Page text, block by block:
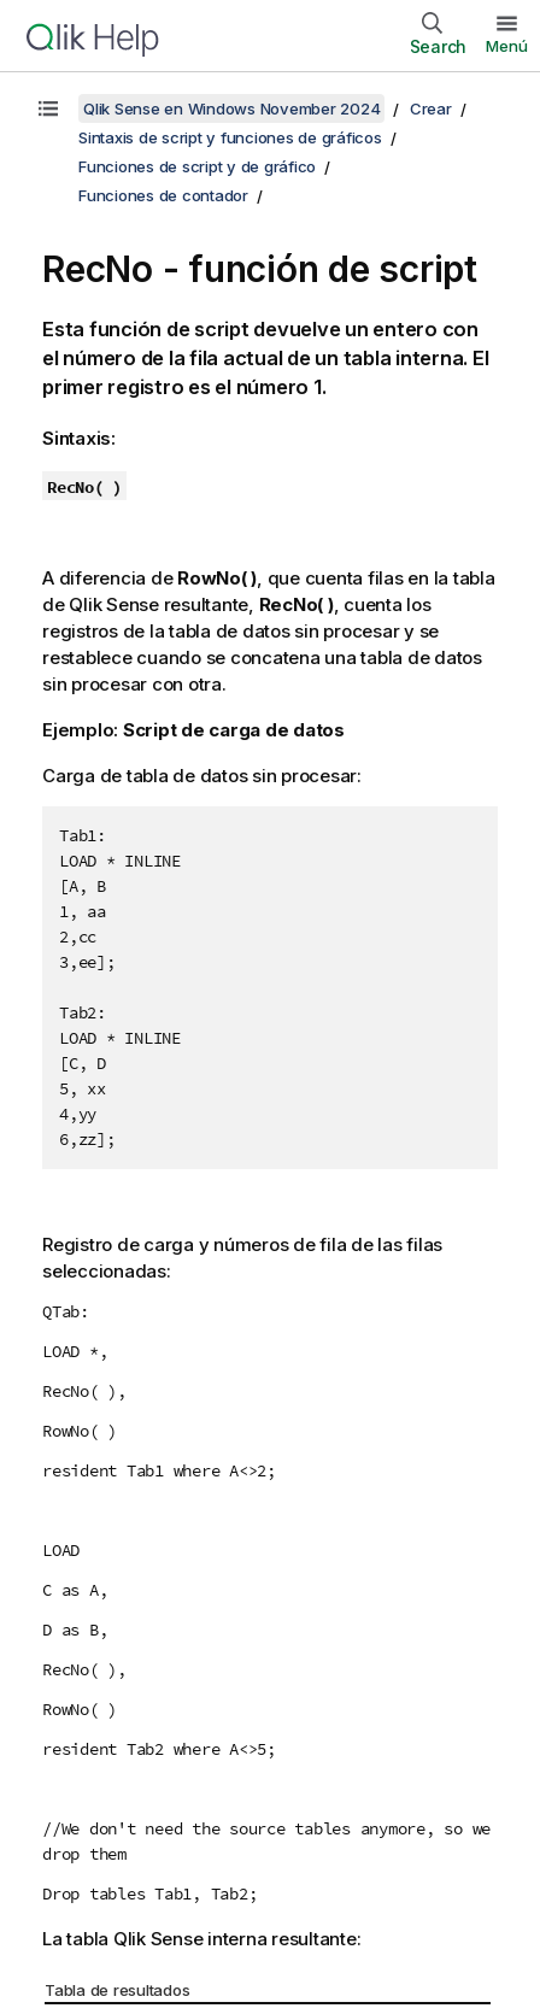
Search Menú
Qlik Sense en Windows November 2024
Crear
Sintaxis de script y funciones de gráficos
Funciones de script y de gráfico
Funciones de contador
RecNo - función de script
Esta función de script devuelve un entero con
el número de la fila actual de un tabla interna. El
primer registro es el número 1.
Sintaxis:
RecNo( )
A diferencia de RowNo( ), que cuenta filas en la tabla
de Qlik Senseresultante, RecNo( ), cuenta los
registros de la tabla de datos sin procesar y se
restablece cuando se concatena una tabla de datos
sin procesar con otra.
Ejemplo: Script de carga de datos
Carga de tabla de datos sin procesar:
Tab1:
LOAD * INLINE
[A, B
1, aa
2,cc
3,ee];
Tab2:
LOAD * INLINE
[C, D
5, xx
4,yy
6,zz];
Registro de carga y números de fila de las filas
seleccionadas:
QTab:
LOAD *,
RecNo( ),
RowNo( )
resident Tab1 where A<>2;
LOAD
C as A,
D as B,
RecNo( ),
RowNo( )
resident Tab2 where A<>5;
//We don't need the source tables anymore, so we
drop them
Drop tables Tab1, Tab2;
La tabla Qlik Senseinterna resultante:
Tabla de resultados